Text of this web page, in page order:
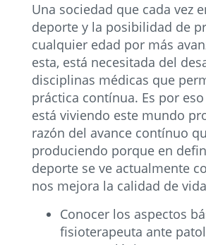
Una sociedad que cada vez
deporte y la posibilidad de
cualquier edad por más
esta, está necesitada del
disciplinas médicas que
práctica contínua. Es por
está viviendo este mundo
razón del avance contínuo
produciendo porque en
deporte se ve actualmente
nos mejora la calidad de
Conocer los aspectos
fisioterapeuta ante